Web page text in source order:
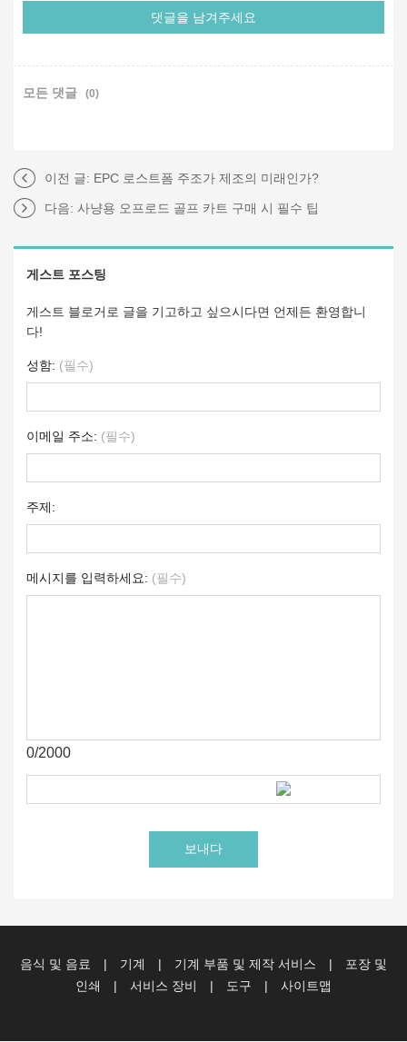
모든 댓글 (0)
이전 글: EPC 로스트폼 주조가 제조의 미래인가?
다음: 사냥용 오프로드 골프 카트 구매 시 필수 팁
게스트 포스팅
게스트 블로거로 글을 기고하고 싶으시다면 언제든 환영합니
다!
성함: (필수)
이메일 주소: (필수)
주제:
메시지를 입력하세요: (필수)
0/2000
음식 및 음료 | 기계 | 기계 부품 및 제작 서비스 |
포장 및
인쇄
| 서비스 장비 | 도구 | 사이트맵